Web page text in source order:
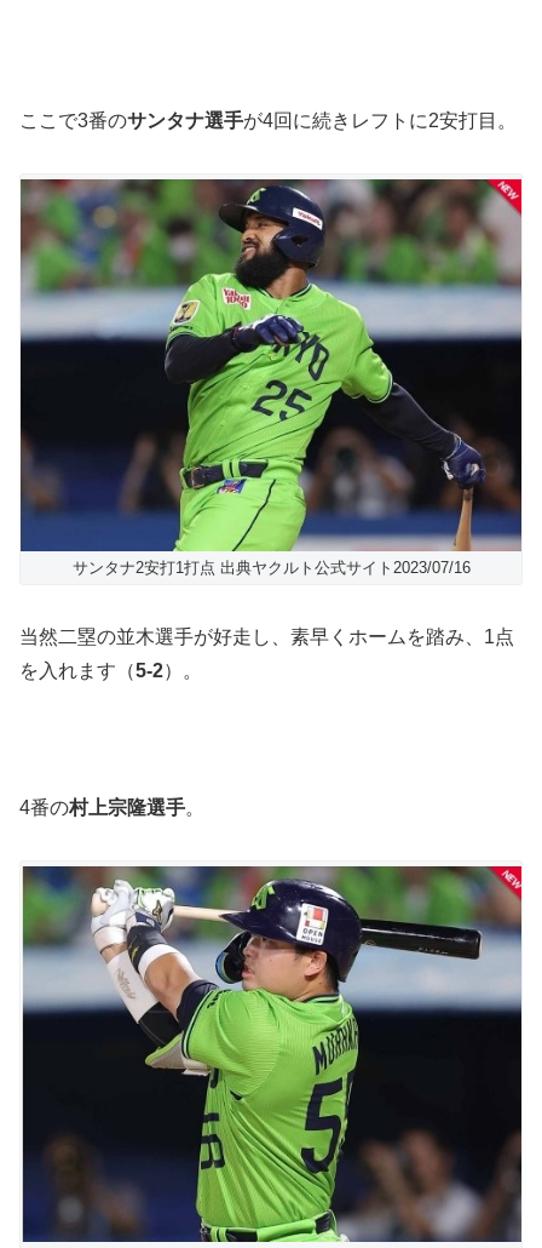
ここで3番のサンタナ選手が4回に続きレフトに2安打目。
サンタナ2安打1打点 出典ヤクルト公式サイト2023/07/16
当然二塁の並木選手が好走し、素早くホームを踏み、1点
を入れます（5-2）。
4番の村上宗隆選手。